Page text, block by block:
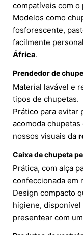
compatíveis com o
Modelos como
fosforescente,
facilmente
África.
Prendedor de
Material lavável e
tipos de chupetas.
Prático para evitar
acomoda
nossos visuais da
Caixa de chupeta
Prática, com alça
confeccionada em
Design compacto
higiene,
presentear com